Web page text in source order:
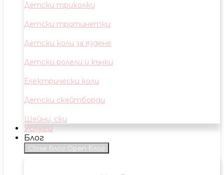
Детски триколки
Детски тротинетки
Детски коли за яздене
Детски ролели и кънки
Електрически коли
Детски скейтборди
Шейни, ски
Услуги
Блог
Close Блог Open Блог